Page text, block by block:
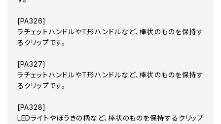
[PA326]
ラチェットハンドルやT形ハンドルなど、棒状のものを保持す
るクリップです。
[PA327]
ラチェットハンドルやT形ハンドルなど、棒状のものを保持す
るクリップです。
[PA328]
LEDライトやほうきの柄など、棒状のものを保持するクリップ